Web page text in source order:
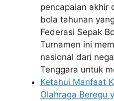
pencapaian akhir
bola tahunan
Federasi Sepak
Turnamen ini
nasional dari
Tenggara untuk
Ketahui Manfaat
Olahraga Beregu